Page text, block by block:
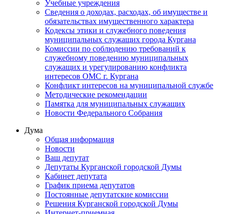
Учебные учреждения
Сведения о доходах, расходах, об имуществе и
обязательствах имущественного характера
Кодексы этики и служебного поведения
муниципальных служащих города Кургана
Комиссии по соблюдению требований к
служебному поведению муниципальных
служащих и урегулированию конфликта
интересов ОМС г. Кургана
Конфликт интересов на муниципальной службе
Методические рекомендации
Памятка для муниципальных служащих
Новости Федерального Cобрания
Дума
Общая информация
Новости
Ваш депутат
Депутаты Курганской городской Думы
Кабинет депутата
График приема депутатов
Постоянные депутатские комиссии
Решения Курганской городской Думы